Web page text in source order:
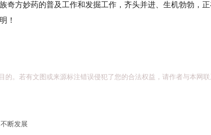
奇方妙药的普及工作和发掘工作，齐头并进、生机勃勃，
！
的。若有文图或来源标注错误侵犯了您的合法权益，请作者与本网联
断发展